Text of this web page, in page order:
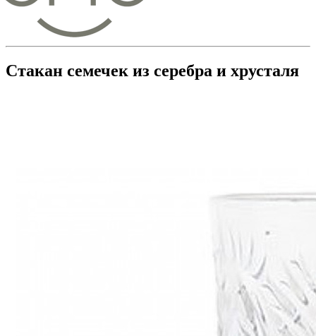
Стакан семечек из серебра и хрусталя